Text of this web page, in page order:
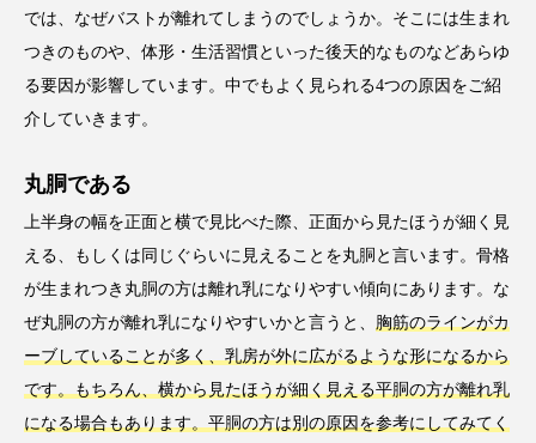
では、なぜバストが離れてしまうのでしょうか。そこには生まれ
つきのものや、体形・生活習慣といった後天的なものなどあらゆ
る要因が影響しています。中でもよく見られる4つの原因をご紹
介していきます。
丸胴である
上半身の幅を正面と横で見比べた際、正面から見たほうが細く見
える、もしくは同じぐらいに見えることを丸胴と言います。骨格
が生まれつき丸胴の方は離れ乳になりやすい傾向にあります。な
ぜ丸胴の方が離れ乳になりやすいかと言うと、 胸筋のラインがカ
ーブしていることが多く、乳房が外に広がるような形になるから
です。もちろん、横から見たほうが細く見える平胴の方が離れ乳
になる場合もあります。平胴の方は別の原因を参考にしてみてく